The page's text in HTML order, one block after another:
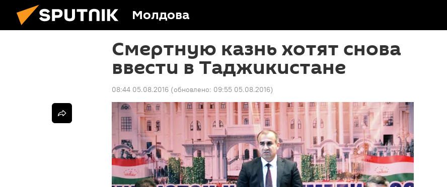
Молдова
Смертную казнь хотят снова
ввести в Таджикистане
08:44 05.08.2016 (обновлено: 09:55 05.08.2016)